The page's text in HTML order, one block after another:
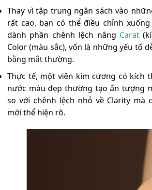
Thay vì tập trung ngân sách vào
rất cao, bạn có thể điều chỉnh xuống
dành phần chênh lệch nâng Carat
Color (màu sắc), vốn là những yếu tố
bằng mắt thường.
Thực tế, một viên kim cương có kích
nước màu đẹp thường tạo ấn tượng
so với chênh lệch nhỏ về Clarity mà
mới thể hiện rõ.